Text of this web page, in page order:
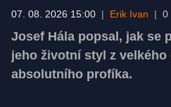
07. 08. 2026 15:00 Erik Ivan 0
Josef Hála popsal, jak se
jeho životní styl z velkého
absolutního profíka.